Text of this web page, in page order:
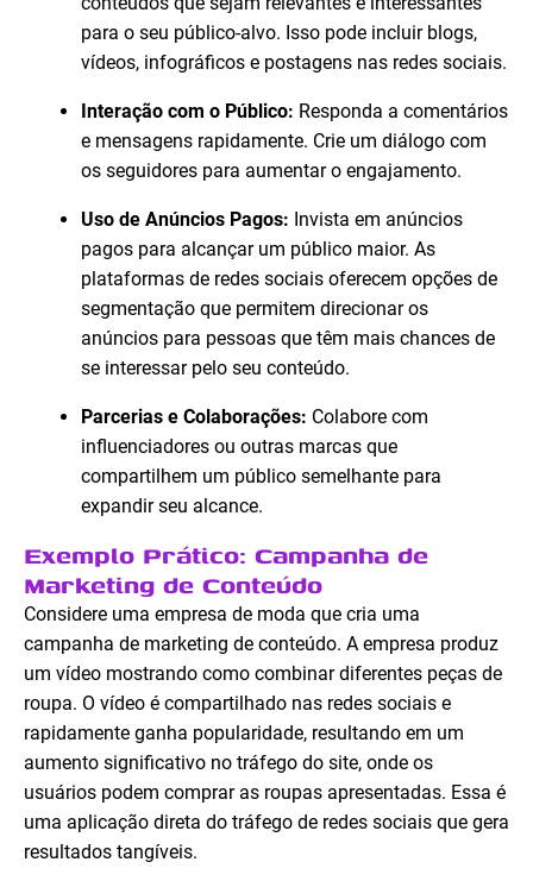
para o seu público-alvo. Isso pode incluir blogs,
vídeos, infográficos e postagens nas redes sociais.
Interação com o Público: Responda a comentários
e mensagens rapidamente. Crie um diálogo com
os seguidores para aumentar o engajamento.
Uso de Anúncios Pagos: Invista em anúncios
pagos para alcançar um público maior. As
plataformas de redes sociais oferecem opções de
segmentação que permitem direcionar os
anúncios para pessoas que têm mais chances de
se interessar pelo seu conteúdo.
Parcerias e Colaborações: Colabore com
influenciadores ou outras marcas que
compartilhem um público semelhante para
expandir seu alcance.
Exemplo Prático: Campanha de
Marketing de Conteúdo
Considere uma empresa de moda que cria uma
campanha de marketing de conteúdo. A empresa produz
um vídeo mostrando como combinar diferentes peças de
roupa. O vídeo é compartilhado nas redes sociais e
rapidamente ganha popularidade, resultando em um
aumento significativo no tráfego do site, onde os
usuários podem comprar as roupas apresentadas. Essa é
uma aplicação direta do tráfego de redes sociais que gera
resultados tangíveis.